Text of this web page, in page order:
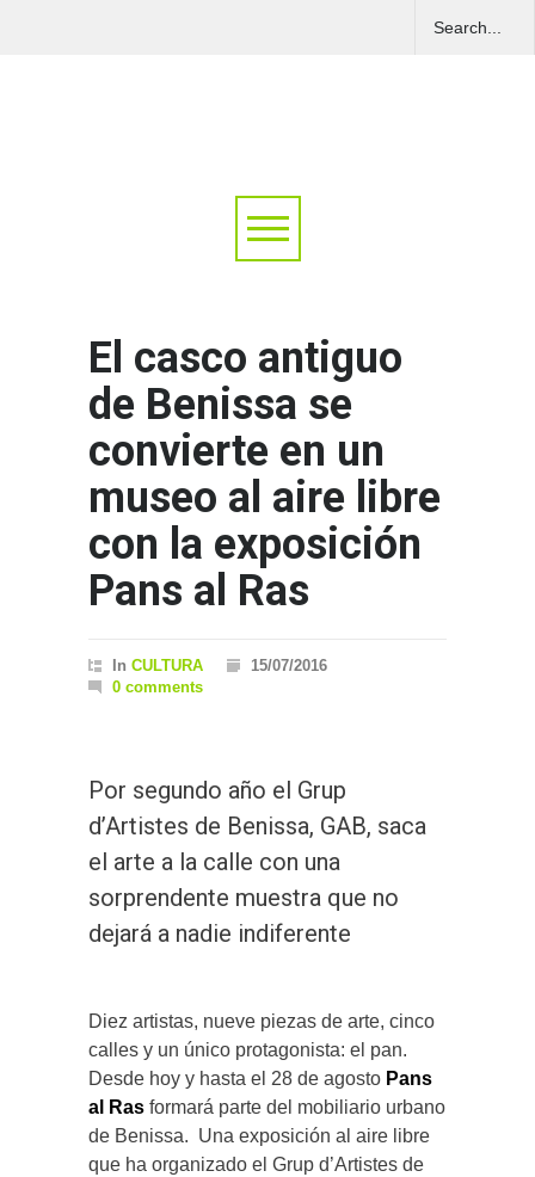
El casco antiguo
de Benissa se
convierte en un
museo al aire libre
con la exposición
Pans al Ras
In CULTURA
15/07/2016
0 comments
Por segundo año el Grup
d’Artistes de Benissa, GAB, saca
el arte a la calle con una
sorprendente muestra que no
dejará a nadie indiferente
Diez artistas, nueve piezas de arte, cinco
calles y un único protagonista: el pan.
Desde hoy y hasta el 28 de agosto Pans
al Ras formará parte del mobiliario urbano
de Benissa. Una exposición al aire libre
que ha organizado el Grup d’Artistes de